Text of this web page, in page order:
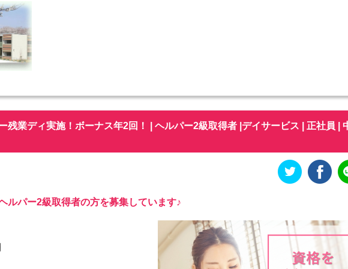
残業ディ実施！ボーナス年2回！ | ヘルパー2級取得者 |デイサービス | 正社員 |
ルパー2級取得者の方を募集しています♪